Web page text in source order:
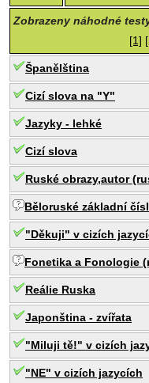
Zobrazeny náhodné
[1]
Španělština
Cizí slova na "Y"
Jazyky - lehké
Cizí slova
Ruské obrazy,autor
Běloruské základní
"Děkuji" v cizích
Fonetika a Fonologie
Reálie Ruska
Japonština - zvířata
"Miluji tě!" v cizích
"NE" v cizích jazycích